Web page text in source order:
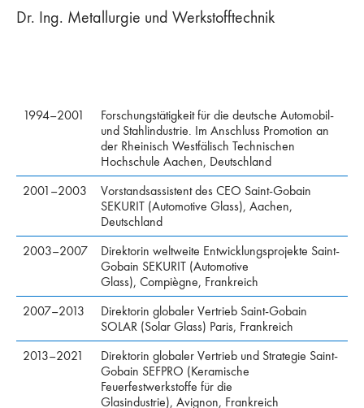
Dr. Ing. Metallurgie und Werkstofftechnik
1994–2001
Forschungstätigkeit für die deutsche Automobil-
und Stahlindustrie. Im Anschluss Promotion an
der Rheinisch Westfälisch Technischen
Hochschule Aachen, Deutschland
2001–2003
Vorstandsassistent des CEO Saint-Gobain
SEKURIT (Automotive Glass), Aachen,
Deutschland
2003–2007
Direktorin weltweite Entwicklungsprojekte Saint-
Gobain SEKURIT (Automotive
Glass), Compiègne, Frankreich
2007–2013
Direktorin globaler Vertrieb Saint-Gobain
SOLAR (Solar Glass) Paris, Frankreich
2013–2021
Direktorin globaler Vertrieb und Strategie Saint-
Gobain SEFPRO (Keramische
Feuerfestwerkstoffe für die
Glasindustrie), Avignon, Frankreich